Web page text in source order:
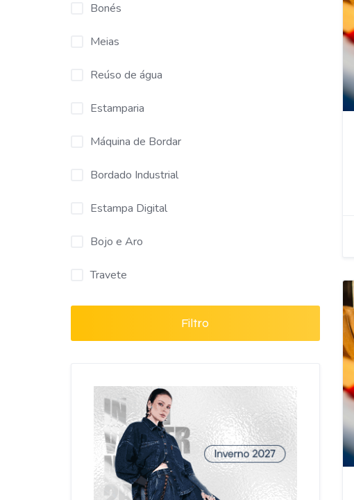
Bonés
Meias
Reúso de água
Estamparia
Máquina de Bordar
Bordado Industrial
Estampa Digital
Bojo e Aro
Travete
Filtro